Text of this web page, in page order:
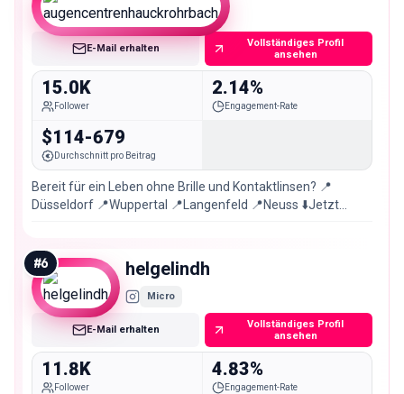
Micro
E-Mail erhalten
Vollständiges Profil
ansehen
15.0K
Follower
2.14%
Engagement-Rate
$114-679
Durchschnitt pro Beitrag
Bereit für ein Leben ohne Brille und Kontaktlinsen? 📍
Düsseldorf 📍Wuppertal 📍Langenfeld 📍Neuss ⬇️Jetzt
#6 helgelindh
Micro
E-Mail erhalten
Vollständiges Profil
ansehen
11.8K
Follower
4.83%
Engagement-Rate